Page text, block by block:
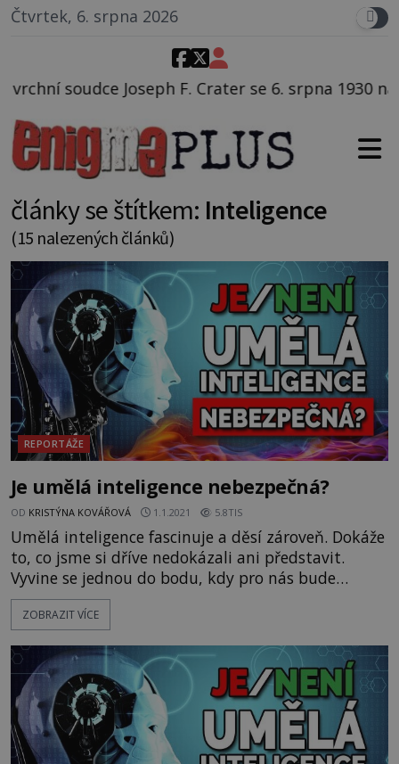
Čtvrtek, 6. srpna 2026
Crater se 6. srpna 1930 navečeří ve své
články se štítkem: Inteligence
(15 nalezených článků)
REPORTÁŽE
Je umělá inteligence nebezpečná?
OD KRISTÝNA KOVÁŘOVÁ 1.1.2021 5.8TIS
Umělá inteligence fascinuje a děsí zároveň. Dokáže
to, co jsme si dříve nedokázali ani představit.
Vyvine se jednou do bodu, kdy pro nás bude
ohrožující? https://www.youtube.com/watch?
ZOBRAZIT VÍCE